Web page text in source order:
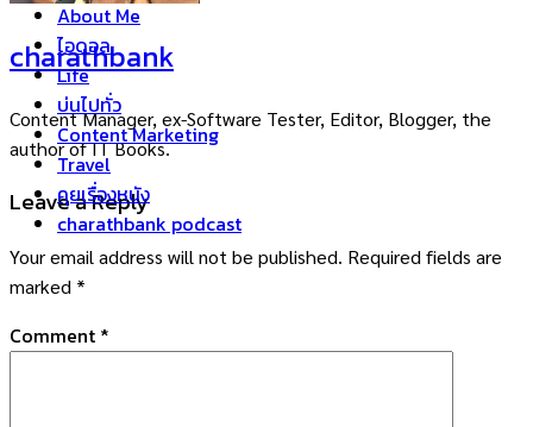
About Me
ไอดอล
Life
บ่นไปทั่ว
Content Marketing
Travel
คุยเรื่องหนัง
charathbank podcast
charathbank
Content Manager, ex-Software Tester, Editor, Blogger, the
author of IT Books.
Leave a Reply
Your email address will not be published. Required fields are
marked *
Comment *